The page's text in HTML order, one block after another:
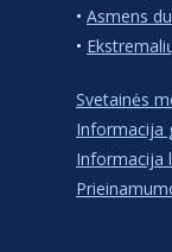
• Asmens
•
Svetainės
Informacija
Informacija